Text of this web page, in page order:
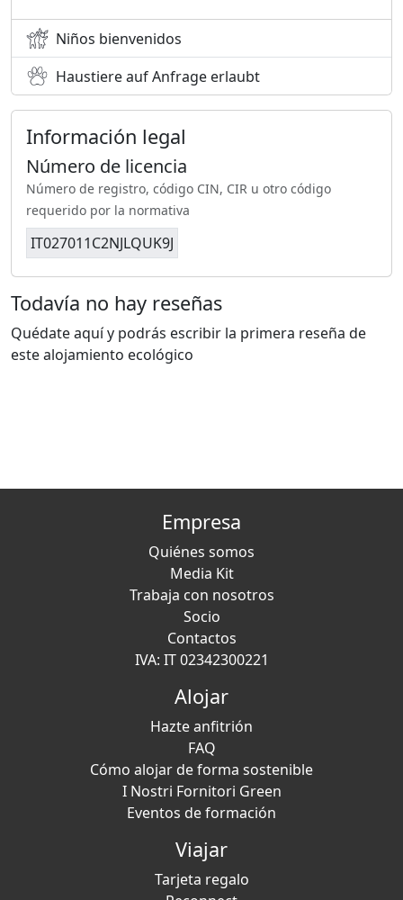
Niños bienvenidos
Haustiere auf Anfrage erlaubt
Información legal
Número de licencia
Número de registro, código CIN, CIR u otro código
requerido por la normativa
IT027011C2NJLQUK9J
Todavía no hay reseñas
Quédate aquí y podrás escribir la primera reseña de
este alojamiento ecológico
Empresa
Quiénes somos
Media Kit
Trabaja con nosotros
Socio
Contactos
IVA: IT 02342300221
Alojar
Hazte anfitrión
FAQ
Cómo alojar de forma sostenible
I Nostri Fornitori Green
Eventos de formación
Viajar
Tarjeta regalo